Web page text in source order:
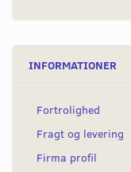
INFORMATIONER
Fortrolighed
Fragt og levering
Firma profil